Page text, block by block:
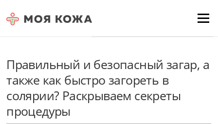
Menu
Правильный и безопасный загар, а
также как быстро загореть в
солярии? Раскрываем секреты
процедуры
Для любых предложений по